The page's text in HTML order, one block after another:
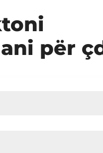
për